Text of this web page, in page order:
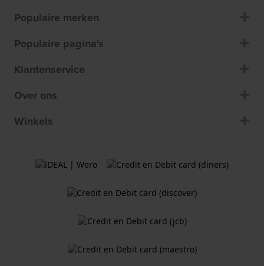
Populaire merken
Populaire pagina's
Klantenservice
Over ons
Winkels